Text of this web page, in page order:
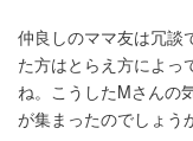
仲良しのママ友は冗談
た方はとらえ方によっ
ね。こうしたMさんの
が集まったのでしょう